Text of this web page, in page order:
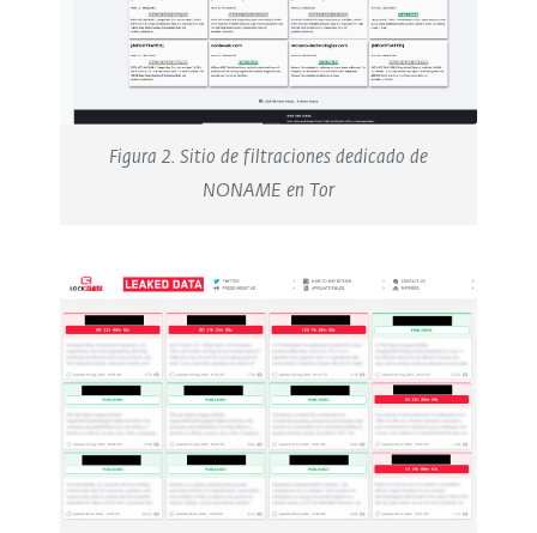
Figura 2. Sitio de filtraciones dedicado de
NONAME en Tor